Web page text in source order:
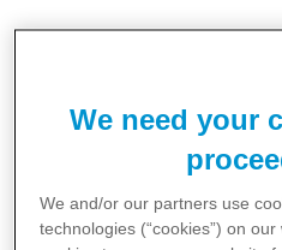
para
Los premios, dotados
We need your
We and/or our partners use
technologies (“cookies”) on